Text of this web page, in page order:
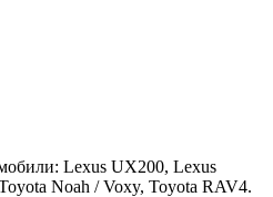
Lexus UX200, Lexus
Noah / Voxy, Toyota RAV4.